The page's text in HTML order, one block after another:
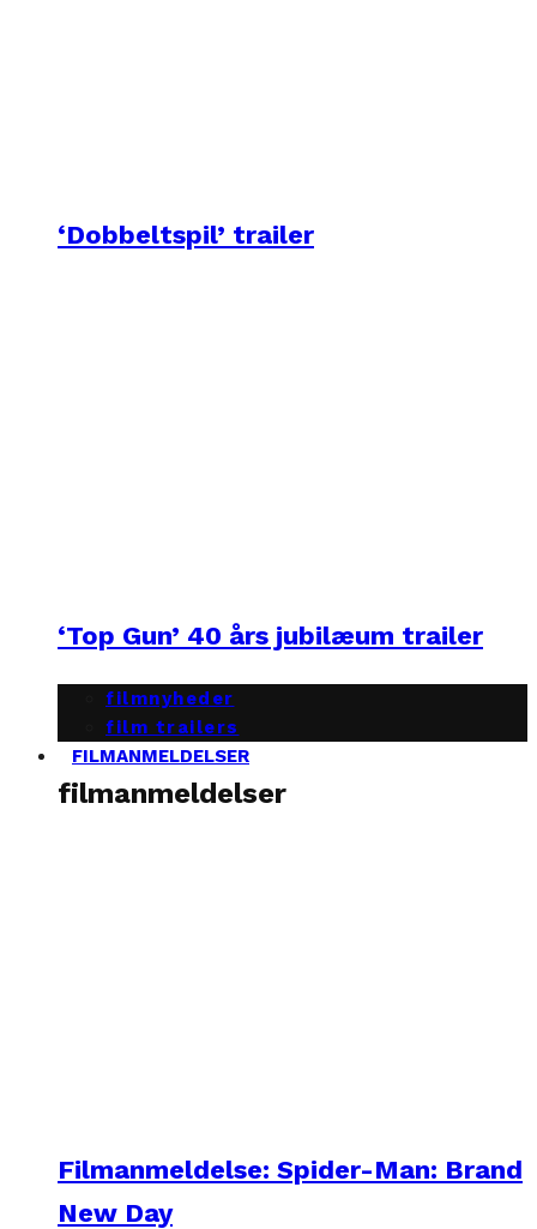
‘Dobbeltspil’ trailer
‘Top Gun’ 40 års jubilæum trailer
filmnyheder
film trailers
FILMANMELDELSER
filmanmeldelser
Filmanmeldelse: Spider-Man: Brand
New Day